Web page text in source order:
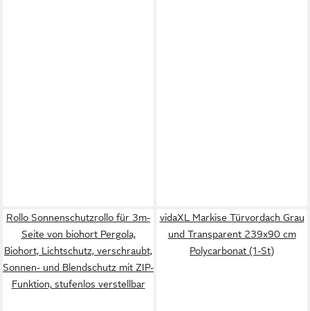
Rollo Sonnenschutzrollo für 3m-
Seite von biohort Pergola,
Biohort, Lichtschutz, verschraubt,
Sonnen- und Blendschutz mit ZIP-
Funktion, stufenlos verstellbar
vidaXL Markise Türvordach Grau
und Transparent 239x90 cm
Polycarbonat (1-St)